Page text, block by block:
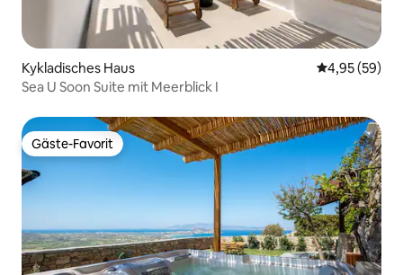
Kykladisches Haus
4,95 (59)
Sea U Soon Suite mit Meerblick I
Gäste-Favorit
Gäste-Favorit